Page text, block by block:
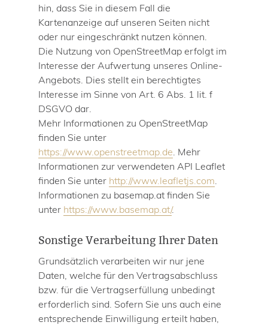
hin, dass Sie in diesem Fall die
Kartenanzeige auf unseren Seiten nicht
oder nur eingeschränkt nutzen können.
Die Nutzung von OpenStreetMap erfolgt im
Interesse der Aufwertung unseres Online-
Angebots. Dies stellt ein berechtigtes
Interesse im Sinne von Art. 6 Abs. 1 lit. f
DSGVO dar.
Mehr Informationen zu OpenStreetMap
finden Sie unter
https://www.openstreetmap.de. Mehr
Informationen zur verwendeten API Leaflet
finden Sie unter http://www.leafletjs.com.
Informationen zu basemap.at finden Sie
unter https://www.basemap.at/.
Sonstige Verarbeitung Ihrer Daten
Grundsätzlich verarbeiten wir nur jene
Daten, welche für den Vertragsabschluss
bzw. für die Vertragserfüllung unbedingt
erforderlich sind. Sofern Sie uns auch eine
entsprechende Einwilligung erteilt haben,